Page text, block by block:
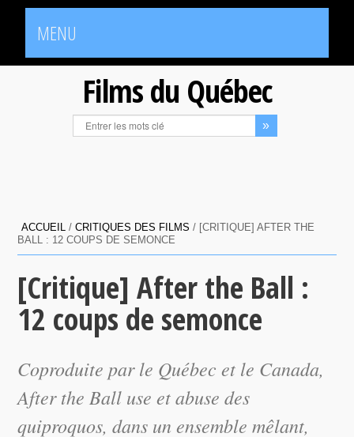
MENU
Films du Québec
ACCUEIL /CRITIQUES DES FILMS / [CRITIQUE] AFTER THE
BALL : 12 COUPS DE SEMONCE
[Critique] After the Ball :
12 coups de semonce
Coproduite par le Québec et le Canada,
After the Ball use et abuse des
quiproquos, dans un ensemble mêlant,